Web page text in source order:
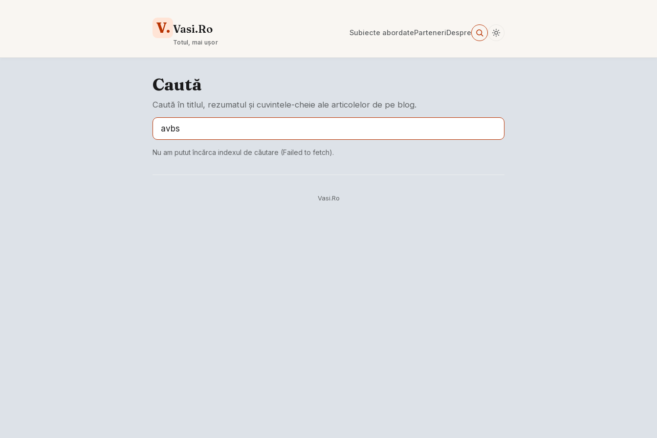
V. Vasi.Ro
Totul, mai ușor
Subiecte abordateParteneriDespre
Caută
Caută în titlul, rezumatul și cuvintele-cheie ale articolelor de pe blog.
Nu am putut încărca indexul de căutare (Failed to fetch).
Vasi.Ro